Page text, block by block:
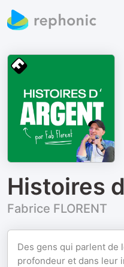
Histoires
Fabrice FLORENT
Des gens qui parlent de
profondeur et dans leur